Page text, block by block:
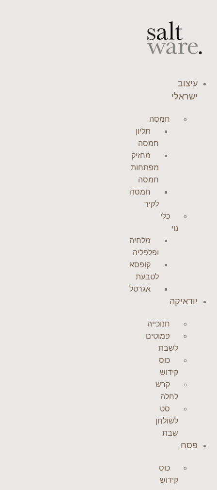
עיצוב
ישראלי
חמסה
תליון
חמסה
מחזיק
מפתחות
חמסה
חמסה
לקיר
כלי
נוי
מלחיה
ופלפליה
קופסא
לטבעת
אגרטל
יודאיקה
חנוכייה
פמוטים
לשבת
כוס
קידוש
קרש
לחלה
סט
לשולחן
שבת
פסח
כוס
קידוש